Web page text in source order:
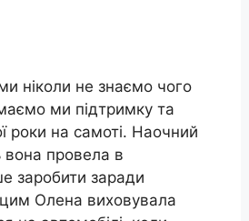
ніколи не знаємо чого
ми підтримку та
роки на самоті. Наочний
провела в
заробити заради
Олена виховувала